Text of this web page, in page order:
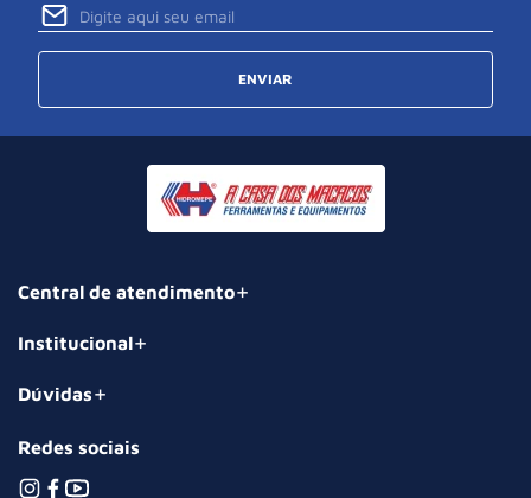
ENVIAR
Central de atendimento
Institucional
Dúvidas
Redes sociais